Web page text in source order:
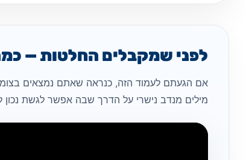
לפני שמקבלים החלטות —
אם הגעתם לעמוד הזה, כנראה שאתם נמצאים
מילים מנדב נישרי על הדרך שבה אפשר לגשת נכון